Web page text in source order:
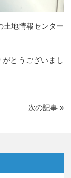
土地情報センター
とうございまし
次の記事 »